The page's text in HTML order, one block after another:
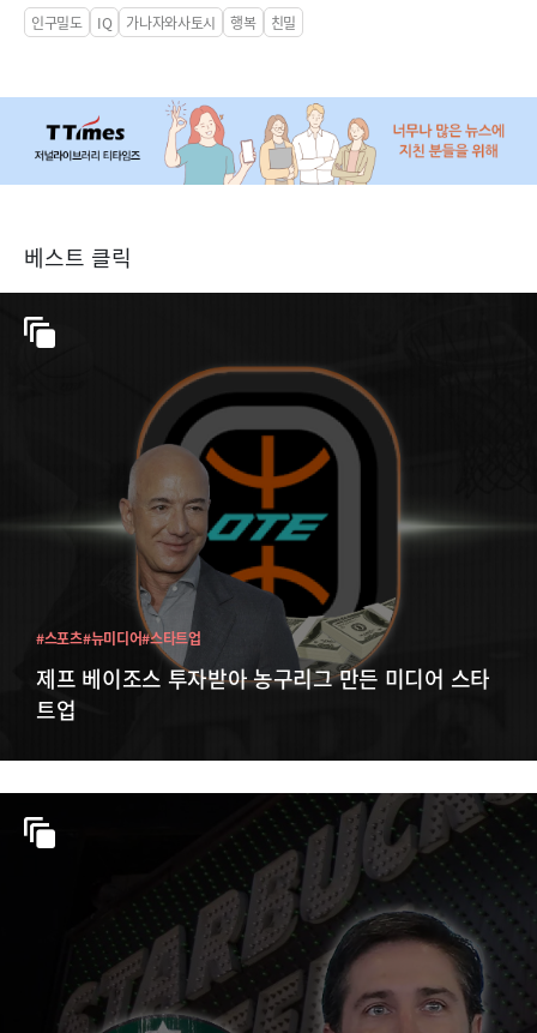
인구밀도 IQ 가나자와사토시 행복 친밀
베스트 클릭
제프 베이조스 투자받아 농구리그 만든 미디어 스타
트업
#스포츠#뉴미디어#스타트업